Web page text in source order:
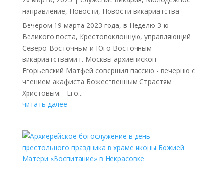
направление, Новости, Новости викариатства
Вечером 19 марта 2023 года, в Неделю 3-ю
Великого поста, Крестопоклонную, управляющий
Северо-Восточным и Юго-Восточным
викариатствами г. Москвы архиепископ
Егорьевский Матфей совершил пассию - вечерню с
чтением акафиста Божественным Страстям
Христовым. Его...
читать далее